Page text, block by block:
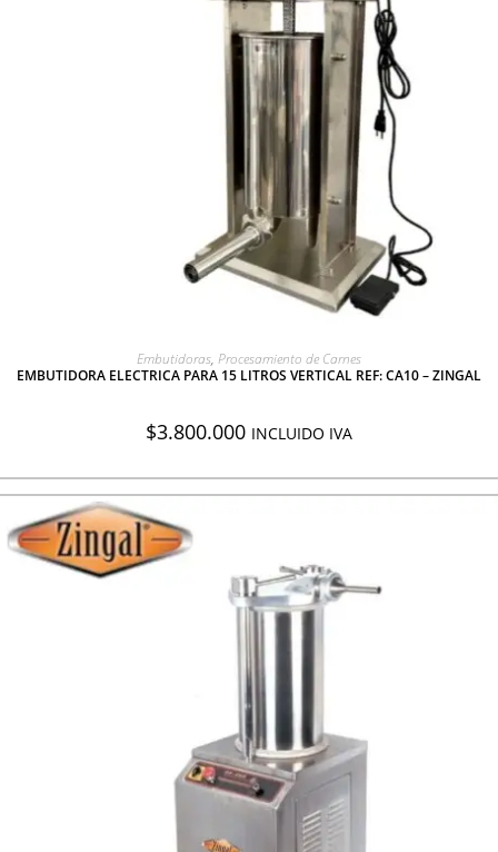
AGREGAR A COTIZACIÓN
Embutidoras, Procesamiento de Carnes
EMBUTIDORA ELECTRICA PARA 15 LITROS VERTICAL REF: CA10 – ZINGAL
$3.800.000 INCLUIDO IVA